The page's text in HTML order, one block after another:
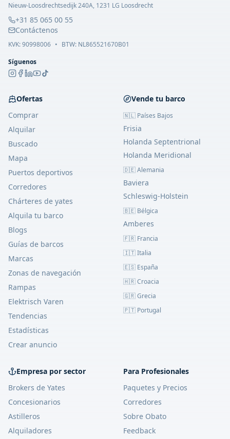
Nieuw-Loosdrechtsedijk 240A, 1231 LG Loosdrecht
+31 85 065 00 55
Contáctenos
KVK:90998006 • BTW: NL865521670B01
Síguenos
Ofertas
Comprar
Alquilar
Buscado
Mapa
Puertos deportivos
Corredores
Chárteres de yates
Alquila tu barco
Blogs
Guías de barcos
Marcas
Zonas de navegación
Rampas
Elektrisch Varen
Tendencias
Estadísticas
Crear anuncio
Vende tu barco
🇳🇱 Países Bajos
Frisia
Holanda Septentrional
Holanda Meridional
🇩🇪 Alemania
Baviera
Schleswig-Holstein
🇧🇪 Bélgica
Amberes
🇫🇷 Francia
🇮🇹 Italia
🇪🇸 España
🇭🇷 Croacia
🇬🇷 Grecia
🇵🇹 Portugal
Empresa por sector
Brokers de Yates
Concesionarios
Astilleros
Alquiladores
Para Profesionales
Paquetes y Precios
Corredores
Sobre Obato
Feedback